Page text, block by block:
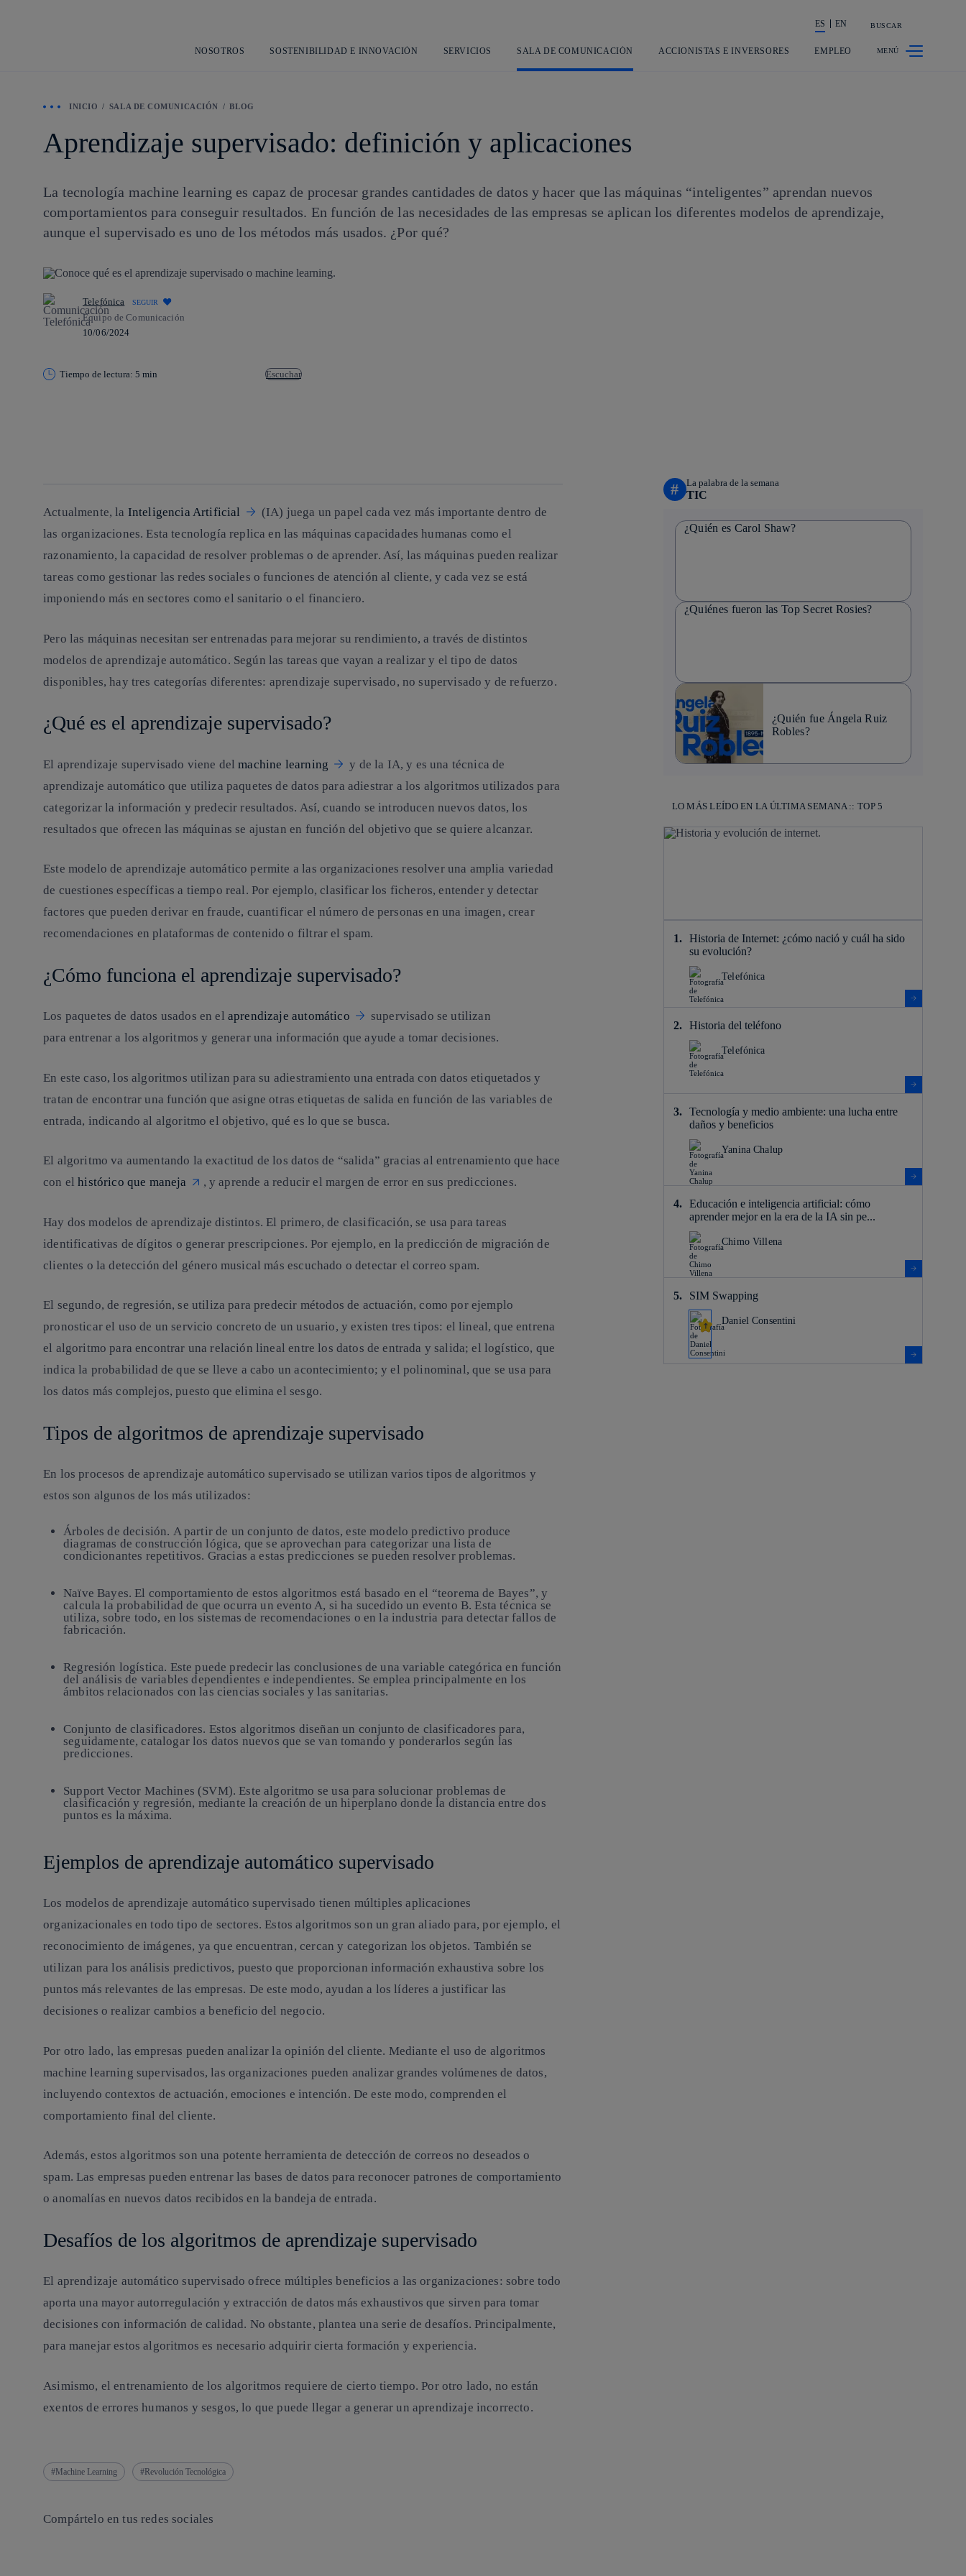
principal
La acción en accionistas e inversores
ES EN BUSCAR
NOSOTROS SOSTENIBILIDAD E INNOVACIÓN SERVICIOS SALA DE COMUNICACIÓN ACCIONISTAS E INVERSORES EMPLEO
INICIO SALA DE COMUNICACIÓN BLOG
Aprendizaje supervisado: definición y aplicaciones
La tecnología machine learning es capaz de procesar grandes cantidades de datos y hacer que las máquinas “inteligentes” aprendan nuevos
comportamientos para conseguir resultados. En función de las necesidades de las empresas se aplican los diferentes modelos de aprendizaje,
aunque el supervisado es uno de los métodos más usados. ¿Por qué?
Telefónica SEGUIR
Equipo de Comunicación
10/06/2024
Tiempo de lectura: 5 min Escuchar
Actualmente, la Inteligencia Artificial
(IA) juega un papel cada vez más importante dentro de
las organizaciones. Esta tecnología replica en las máquinas capacidades humanas como el
razonamiento, la capacidad de resolver problemas o de aprender. Así, las máquinas pueden realizar
tareas como gestionar las redes sociales o funciones de atención al cliente, y cada vez se está
imponiendo más en sectores como el sanitario o el financiero.
Pero las máquinas necesitan ser entrenadas para mejorar su rendimiento, a través de distintos
modelos de aprendizaje automático. Según las tareas que vayan a realizar y el tipo de datos
disponibles, hay tres categorías diferentes: aprendizaje supervisado, no supervisado y de refuerzo.
¿Qué es el aprendizaje supervisado?
El aprendizaje supervisado viene delmachine learning y de la IA, y es una técnica de
aprendizaje automático que utiliza paquetes de datos para adiestrar a los algoritmos utilizados para
categorizar la información y predecir resultados. Así, cuando se introducen nuevos datos, los
resultados que ofrecen las máquinas se ajustan en función del objetivo que se quiere alcanzar.
Este modelo de aprendizaje automático permite a las organizaciones resolver una amplia variedad
de cuestiones específicas a tiempo real. Por ejemplo, clasificar los ficheros, entender y detectar
factores que pueden derivar en fraude, cuantificar el número de personas en una imagen, crear
recomendaciones en plataformas de contenido o filtrar el spam.
¿Cómo funciona el aprendizaje supervisado?
Los paquetes de datos usados en el aprendizaje automático
supervisado se utilizan
para entrenar a los algoritmos y generar una información que ayude a tomar decisiones.
En este caso, los algoritmos utilizan para su adiestramiento una entrada con datos etiquetados y
tratan de encontrar una función que asigne otras etiquetas de salida en función de las variables de
entrada, indicando al algoritmo el objetivo, qué es lo que se busca.
El algoritmo va aumentando la exactitud de los datos de “salida” gracias al entrenamiento que hace
con elhistórico que maneja , y aprende a reducir el margen de error en sus predicciones.
Hay dos modelos de aprendizaje distintos. El primero, de clasificación, se usa para tareas
identificativas de dígitos o generar prescripciones. Por ejemplo, en la predicción de migración de
clientes o la detección del género musical más escuchado o detectar el correo spam.
El segundo, de regresión, se utiliza para predecir métodos de actuación, como por ejemplo
pronosticar el uso de un servicio concreto de un usuario, y existen tres tipos: el lineal, que entrena
el algoritmo para encontrar una relación lineal entre los datos de entrada y salida; el logístico, que
indica la probabilidad de que se lleve a cabo un acontecimiento; y el polinominal, que se usa para
los datos más complejos, puesto que elimina el sesgo.
Tipos de algoritmos de aprendizaje supervisado
En los procesos de aprendizaje automático supervisado se utilizan varios tipos de algoritmos y
estos son algunos de los más utilizados:
Árboles de decisión. A partir de un conjunto de datos, este modelo predictivo produce
diagramas de construcción lógica, que se aprovechan para categorizar una lista de
condicionantes repetitivos. Gracias a estas predicciones se pueden resolver problemas.
Naïve Bayes. El comportamiento de estos algoritmos está basado en el “teorema de Bayes”, y
calcula la probabilidad de que ocurra un evento A, si ha sucedido un evento B. Esta técnica se
utiliza, sobre todo, en los sistemas de recomendaciones o en la industria para detectar fallos de
fabricación.
Regresión logística. Este puede predecir las conclusiones de una variable categórica en función
del análisis de variables dependientes e independientes. Se emplea principalmente en los
ámbitos relacionados con las ciencias sociales y las sanitarias.
Conjunto de clasificadores. Estos algoritmos diseñan un conjunto de clasificadores para,
seguidamente, catalogar los datos nuevos que se van tomando y ponderarlos según las
predicciones.
Support Vector Machines (SVM). Este algoritmo se usa para solucionar problemas de
clasificación y regresión, mediante la creación de un hiperplano donde la distancia entre dos
puntos es la máxima.
Ejemplos de aprendizaje automático supervisado
Los modelos de aprendizaje automático supervisado tienen múltiples aplicaciones
organizacionales en todo tipo de sectores. Estos algoritmos son un gran aliado para, por ejemplo, el
reconocimiento de imágenes, ya que encuentran, cercan y categorizan los objetos. También se
utilizan para los análisis predictivos, puesto que proporcionan información exhaustiva sobre los
puntos más relevantes de las empresas. De este modo, ayudan a los líderes a justificar las
decisiones o realizar cambios a beneficio del negocio.
Por otro lado, las empresas pueden analizar la opinión del cliente. Mediante el uso de algoritmos
machine learning supervisados, las organizaciones pueden analizar grandes volúmenes de datos,
incluyendo contextos de actuación, emociones e intención. De este modo, comprenden el
comportamiento final del cliente.
Además, estos algoritmos son una potente herramienta de detección de correos no deseados o
spam. Las empresas pueden entrenar las bases de datos para reconocer patrones de comportamiento
o anomalías en nuevos datos recibidos en la bandeja de entrada.
Desafíos de los algoritmos de aprendizaje supervisado
El aprendizaje automático supervisado ofrece múltiples beneficios a las organizaciones: sobre todo
aporta una mayor autorregulación y extracción de datos más exhaustivos que sirven para tomar
decisiones con información de calidad. No obstante, plantea una serie de desafíos. Principalmente,
para manejar estos algoritmos es necesario adquirir cierta formación y experiencia.
Asimismo, el entrenamiento de los algoritmos requiere de cierto tiempo. Por otro lado, no están
exentos de errores humanos y sesgos, lo que puede llegar a generar un aprendizaje incorrecto.
Machine Learning Revolución Tecnológica
Compártelo en tus redes sociales
# La palabra de la semana
TIC
¿Quién es Carol Shaw?
¿Quiénes fueron las Top Secret Rosies?
¿Quién fue Ángela Ruiz
Robles?
LO MÁS LEÍDO EN LA ÚLTIMA SEMANA :: TOP 5
Historia de Internet: ¿cómo nació y cuál ha sido
su evolución?
Telefónica
Historia del teléfono
Telefónica
Tecnología y medio ambiente: una lucha entre
daños y beneficios
Yanina Chalup
Educación e inteligencia artificial: cómo
aprender mejor en la era de la IA sin pe...
Chimo Villena
SIM Swapping
Daniel Consentini